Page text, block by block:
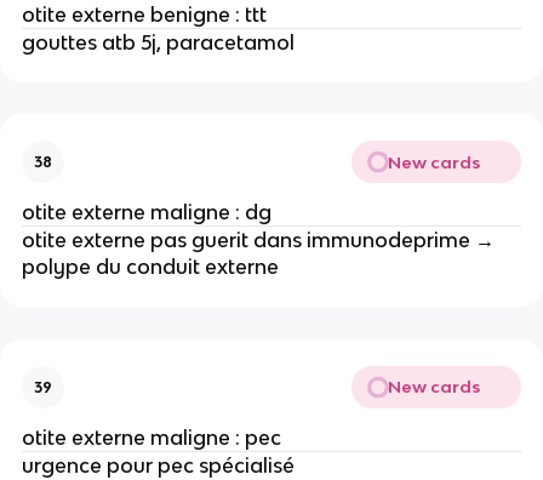
otite externe benigne : ttt
gouttes atb 5j, paracetamol
38 New cards
otite externe maligne : dg
otite externe pas guerit dans immunodeprime →
polype du conduit externe
39 New cards
otite externe maligne : pec
urgence pour pec spécialisé